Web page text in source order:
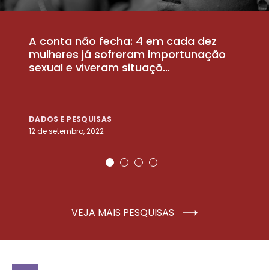
A conta não fecha: 4 em cada dez
mulheres já sofreram importunação
sexual e viveram situaçõ...
DADOS E PESQUISAS
12 de setembro, 2022
VEJA MAIS PESQUISAS